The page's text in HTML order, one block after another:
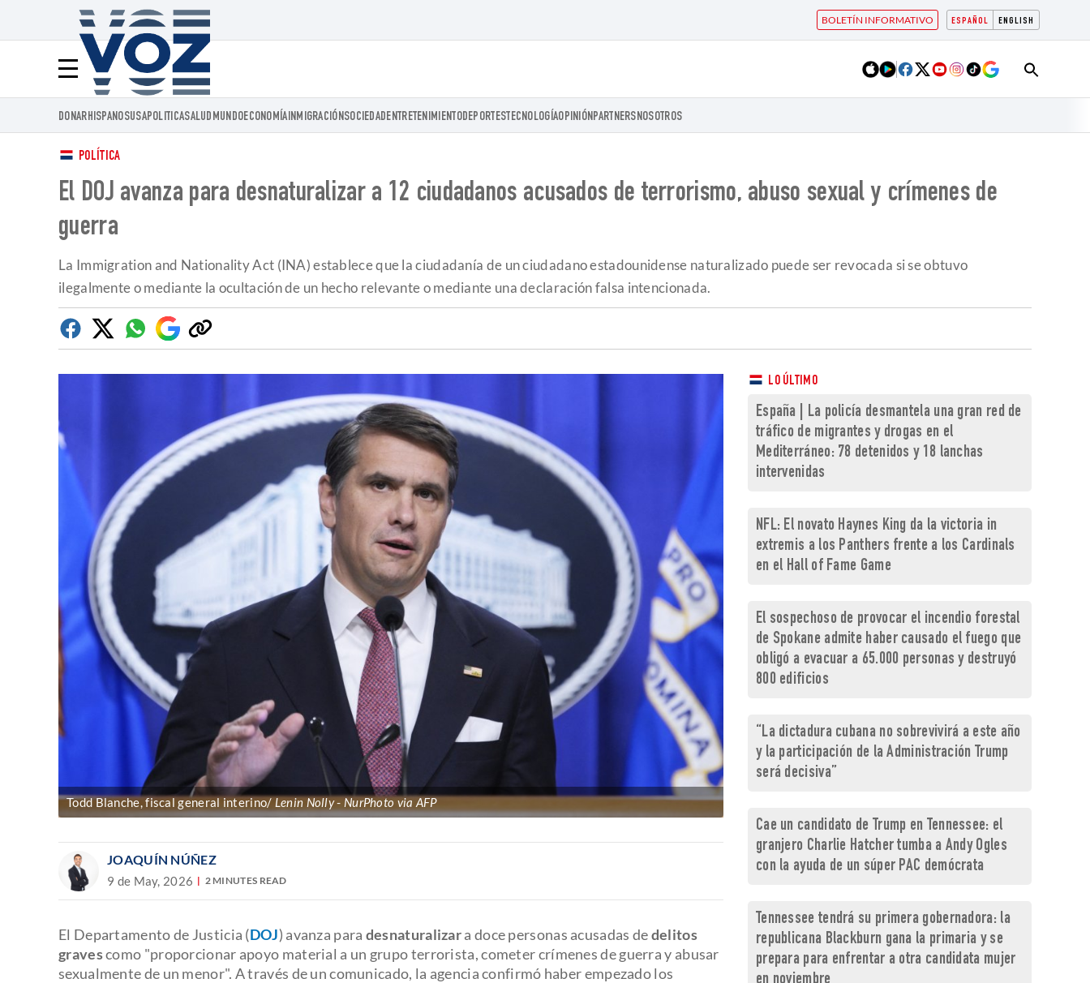
ESPAÑOL ENGLISH
BOLETÍN INFORMATIVO
Menú
Voz.us
DONARHISPANOSUSAPOLITICASALUD MUNDOECONOMÍAINMIGRACIÓNSOCIEDADENTRETENIMIENTODEPORTESTECNOLOGÍAOPINIÓNPARTNERSNOSOTROS
POLÍTICA
El DOJ avanza para desnaturalizar a 12 ciudadanos acusados de terrorismo, abuso sexual y crímenes de
guerra
La Immigration and Nationality Act (INA) establece que la ciudadanía de un ciudadano estadounidense naturalizado puede ser revocada si se obtuvo
ilegalmente o mediante la ocultación de un hecho relevante o mediante una declaración falsa intencionada.
Facebook
TwitterWhatsapp
Google
Discover
Copiar
enlace
Todd Blanche, fiscal general interino/Lenin Nolly NurPhoto via AFP
JOAQUÍN NÚÑEZ
9 de May, 2026 2 MINUTES READ
El Departamento de Justicia (DOJ) avanza para desnaturalizara doce personas acusadas dedelitos
gravescomo "proporcionar apoyo material a un grupo terrorista, cometer crímenes de guerra y abusar
sexualmente de un menor". A través de un comunicado, la agencia confirmó haber empezado los
LO ÚLTIMO
España | La policía desmantela una gran red de
tráfico de migrantes y drogas en el
Mediterráneo: 78 detenidos y 18 lanchas
intervenidas
NFL: El novato Haynes King da la victoria in
extremis a los Panthers frente a los Cardinals
en el Hall of Fame Game
El sospechoso de provocar el incendio forestal
de Spokane admite haber causado el fuego que
obligó a evacuar a 65.000 personas y destruyó
800 edificios
“La dictadura cubana no sobrevivirá a este año
y la participación de la Administración Trump
será decisiva”
Cae un candidato de Trump en Tennessee: el
granjero Charlie Hatcher tumba a Andy Ogles
con la ayuda de un súper PAC demócrata
Tennessee tendrá su primera gobernadora: la
republicana Blackburn gana la primaria y se
prepara para enfrentar a otra candidata mujer